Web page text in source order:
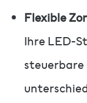
Flexible
Ihre LED-
steuerbare